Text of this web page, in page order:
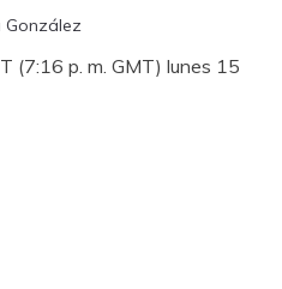
González
(7:16 p. m. GMT) lunes 15